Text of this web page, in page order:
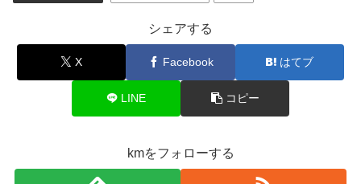
シェアする
X Facebook はてブ
LINE コピー
kmをフォローする